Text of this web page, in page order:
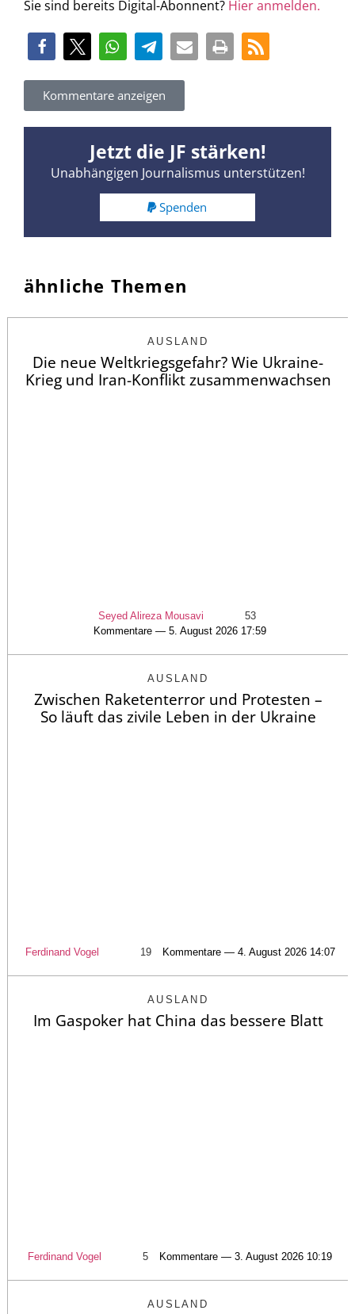
Sie sind bereits Digital-Abonnent? Hier anmelden.
Kommentare anzeigen
Jetzt die JF stärken!
Unabhängigen Journalismus unterstützen!
Spenden
ähnliche Themen
AUSLAND
Die neue Weltkriegsgefahr? Wie Ukraine-
Krieg und Iran-Konflikt zusammenwachsen
Seyed Alireza Mousavi
53
Kommentare — 5. August 2026 17:59
AUSLAND
Zwischen Raketenterror und Protesten –
So läuft das zivile Leben in der Ukraine
Ferdinand Vogel 19 Kommentare — 4. August 2026 14:07
AUSLAND
Im Gaspoker hat China das bessere Blatt
Ferdinand Vogel 5 Kommentare — 3. August 2026 10:19
AUSLAND